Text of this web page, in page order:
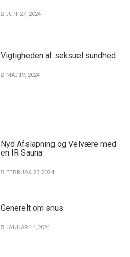
JUNI 27, 2024
Vigtigheden af seksuel sundhed
MAJ 19, 2024
Nyd Afslapning og Velvære med
en IR Sauna
FEBRUAR 23, 2024
Generelt om snus
JANUAR 14, 2024